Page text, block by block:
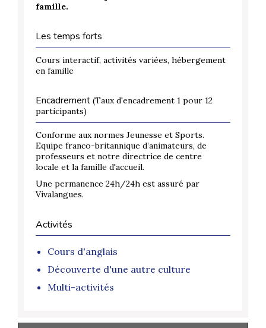
famille.
Les temps forts
Cours interactif, activités variées, hébergement
en famille
Encadrement (Taux d'encadrement 1 pour 12
participants)
Conforme aux normes Jeunesse et Sports.
Equipe franco-britannique d’animateurs, de
professeurs et notre directrice de centre
locale et la famille d'accueil.
Une permanence 24h/24h est assuré par
Vivalangues.
Activités
Cours d'anglais
Découverte d'une autre culture
Multi-activités